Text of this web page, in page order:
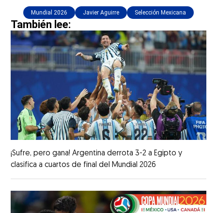
Mundial 2026 Javier Aguirre Selección Mexicana
También lee:
¡Sufre, pero gana! Argentina derrota 3-2 a Egipto y
clasifica a cuartos de final del Mundial 2026